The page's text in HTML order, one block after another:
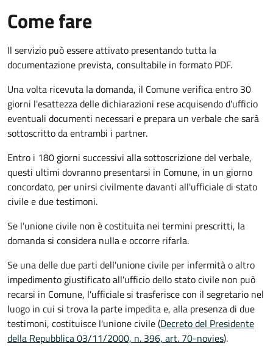
Come fare
Il servizio può essere attivato presentando tutta la
documentazione prevista, consultabile in formato PDF.
Una volta ricevuta la domanda, il Comune verifica entro 30
giorni l'esattezza delle dichiarazioni rese acquisendo d'ufficio
eventuali documenti necessari e prepara un verbale che sarà
sottoscritto da entrambi i partner.
Entro i 180 giorni successivi alla sottoscrizione del verbale,
questi ultimi dovranno presentarsi in Comune, in un giorno
concordato, per unirsi civilmentedavanti all'ufficiale di stato
civilee due testimoni.
Se l'unione civile non è costituita nei termini prescritti, la
domanda si considera nulla e occorre rifarla.
Se una delle due parti dell'unione civile per infermità o altro
impedimento giustificato all'ufficio dello stato civile non può
recarsi in Comune, l'ufficiale si trasferisce con il segretario nel
luogo in cui si trova la parte impedita e, alla presenza di due
testimoni, costituisce l'unione civile (Decreto del Presidente
della Repubblica 03/11/2000, n. 396, art. 70-novies).